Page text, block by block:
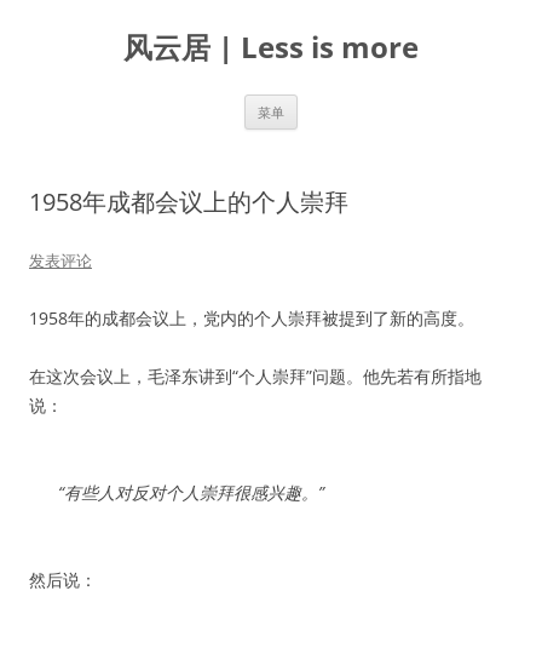
风云居 | Less is more
菜单
1958年成都会议上的个人崇拜
发表评论
1958年的成都会议上，党内的个人崇拜被提到了新的高度。
在这次会议上，毛泽东讲到“个人崇拜”问题。他先若有所指地
说：
“有些人对反对个人崇拜很感兴趣。”
然后说：